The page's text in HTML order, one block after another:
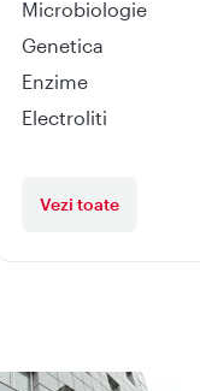
Microbiologie
Genetica
Enzime
Electroliti
Vezi toate